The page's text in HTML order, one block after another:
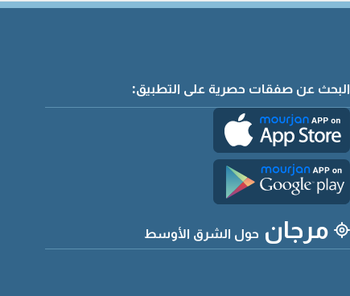
البحث عن صفقات حصرية على التطبيق:
مرجان حول الشرق الأوسط